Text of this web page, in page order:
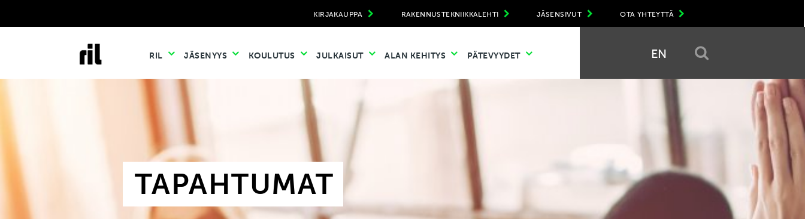
OTA YHTEYTTÄ
JÄSENSIVUT
RAKENNUSTEKNIIKKALEHTI
KIRJAKAUPPA
RIL JÄSENYYS KOULUTUS JULKAISUT ALAN KEHITYS PÄTEVYYDET EN
TAPAHTUMAT